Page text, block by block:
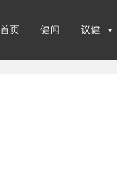
首页 健闻 议健